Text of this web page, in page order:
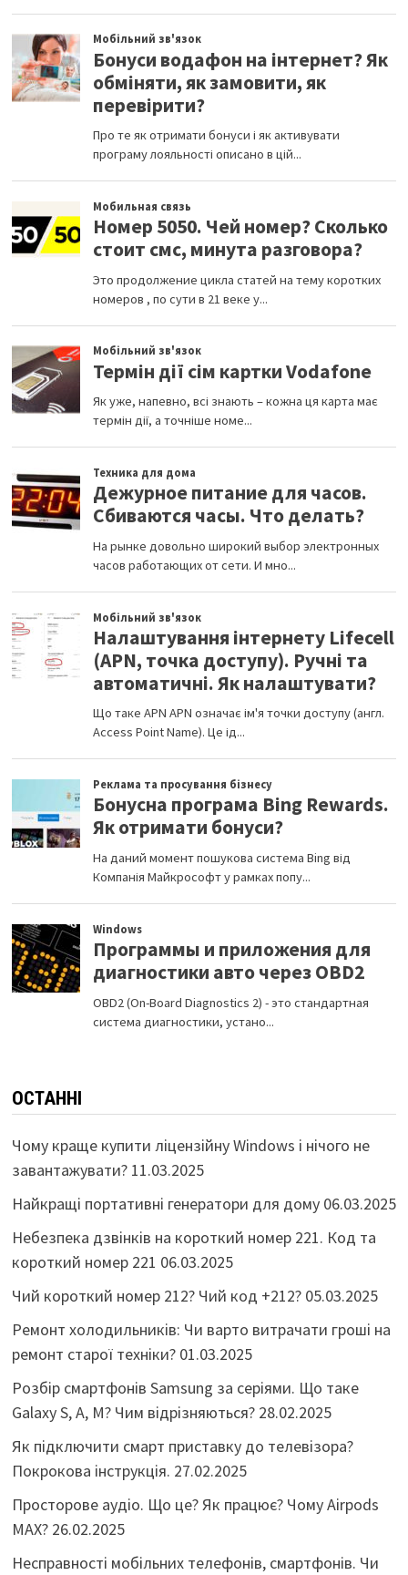
ОСТАННІ
Чому краще купити ліцензійну Windows і нічого не
завантажувати? 11.03.2025
Найкращі портативні генератори для дому 06.03.2025
Небезпека дзвінків на короткий номер 221. Код та
короткий номер 221 06.03.2025
Чий короткий номер 212? Чий код +212? 05.03.2025
Ремонт холодильників: Чи варто витрачати гроші на
ремонт старої техніки? 01.03.2025
Розбір смартфонів Samsung за серіями. Що таке
Galaxy S, A, M? Чим відрізняються? 28.02.2025
Як підключити смарт приставку до телевізора?
Покрокова інструкція. 27.02.2025
Просторове аудіо. Що це? Як працює? Чому Airpods
MAX? 26.02.2025
Несправності мобільних телефонів, смартфонів. Чи